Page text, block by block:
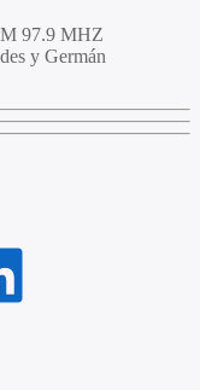
97.9 MHZ
y Germán